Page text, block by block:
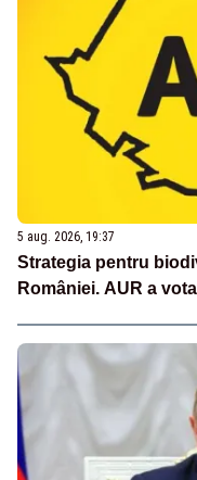
5 aug. 2026, 19:37
Strategia pentru
României. AUR a